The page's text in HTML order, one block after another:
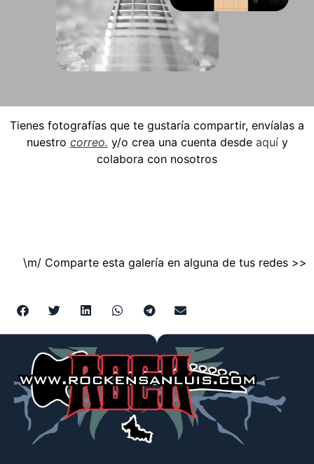
Tienes fotografías que te gustaría compartir, envíalas a
nuestro correo. y/o crea una cuenta desde aquí y
colabora con nosotros
\m/ Comparte esta galería en alguna de tus redes >>